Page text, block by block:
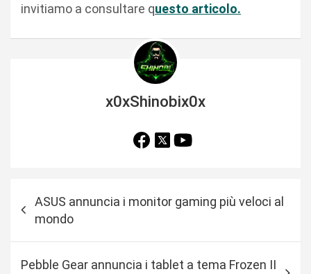
invitiamo a consultare questo articolo.
x0xShinobix0x
ASUS annuncia i monitor gaming più veloci al
mondo
Pebble Gear annuncia i tablet a tema Frozen II